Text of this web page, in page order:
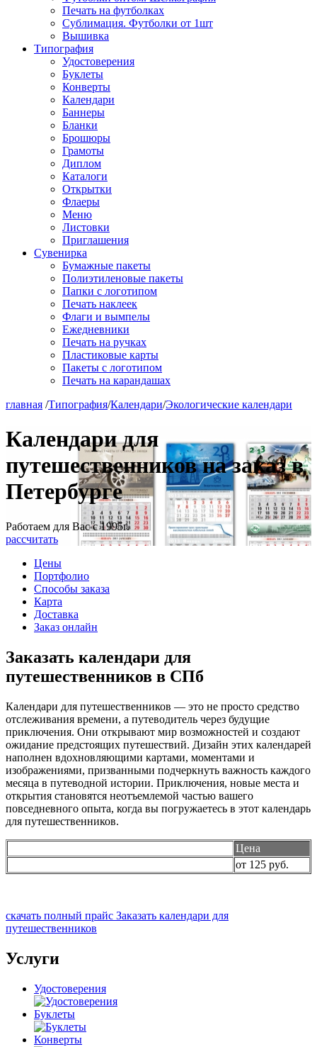
Печать на футболках
Сублимация. Футболки от 1шт
Вышивка
Типография
Удостоверения
Буклеты
Конверты
Календари
Баннеры
Бланки
Брошюры
Грамоты
Диплом
Каталоги
Открытки
Флаеры
Меню
Листовки
Приглашения
Сувенирка
Бумажные пакеты
Полиэтиленовые пакеты
Папки с логотипом
Печать наклеек
Флаги и вымпелы
Ежедневники
Печать на ручках
Пластиковые карты
Пакеты с логотипом
Печать на карандашах
главная /Типография/Календари/Экологические календари
Календари для
путешественников на заказ в
Петербурге
Работаем для Вас с 1995г.
рассчитать
Цены
Портфолио
Способы заказа
Карта
Доставка
Заказ онлайн
Заказать календари для
путешественников в СПб
Календари для путешественников — это не просто средство
отслеживания времени, а путеводитель через будущие
приключения. Они открывают мир возможностей и создают
ожидание предстоящих путешествий. Дизайн этих календарей
наполнен вдохновляющими картами, моментами и
изображениями, призванными подчеркнуть важность каждого
месяца в путеводной истории. Приключения, новые места и
открытия становятся неотъемлемой частью вашего
повседневного опыта, когда вы погружаетесь в этот календарь
для путешественников.
Цена
от 125 руб.
скачать полный прайс Заказать календари для
путешественников
Услуги
Удостоверения
Буклеты
Конверты